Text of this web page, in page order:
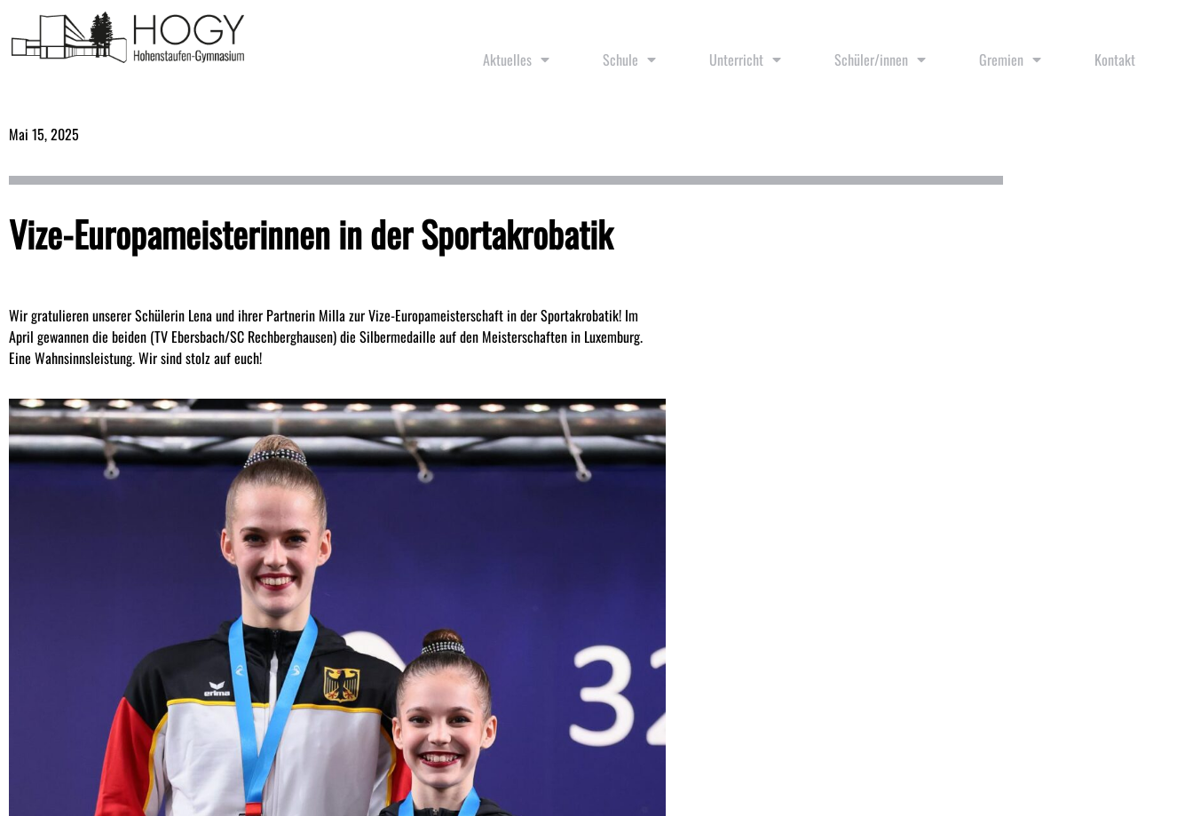
Aktuelles Schule Unterricht Schüler/innen Gremien Kontakt
Mai 15, 2025
Vize-Europameisterinnen in der Sportakrobatik
Wir gratulieren unserer Schülerin Lena und ihrer Partnerin Milla zur Vize-Europameisterschaft in der Sportakrobatik! Im
April gewannen die beiden (TV Ebersbach/SC Rechberghausen) die Silbermedaille auf den Meisterschaften in Luxemburg.
Eine Wahnsinnsleistung. Wir sind stolz auf euch!